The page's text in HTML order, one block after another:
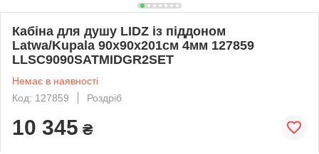
Кабіна для душу LIDZ із піддоном
Latwa/Kupala 90x90x201см 4мм 127859
LLSC9090SATMIDGR2SET
Немає в наявності
Код: 127859
Роздріб
10 345 ₴